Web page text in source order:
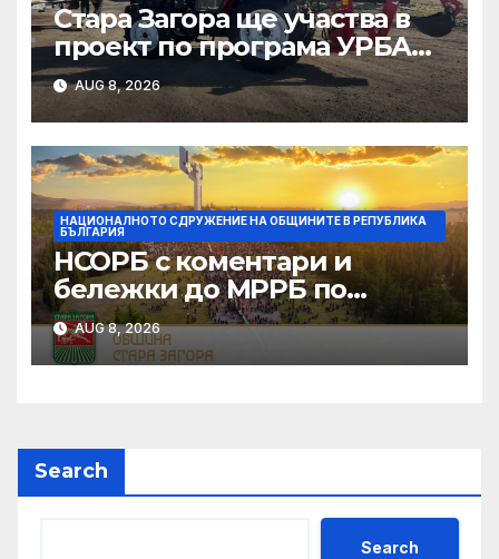
Стара Загора ще участва в
проект по програма УРБАКТ
за интелигентно
управление на паркирането
и качеството на въздуха
AUG 8, 2026
НАЦИОНАЛНОТО СДРУЖЕНИЕ НА ОБЩИНИТЕ В РЕПУБЛИКА
БЪЛГАРИЯ
НСОРБ с коментари и
бележки до МРРБ по
публикувания за
обществено обсъждане
проект на ЗИД на Закона за
AUG 8, 2026
Search
Search